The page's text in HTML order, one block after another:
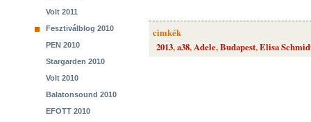
Volt 2011
Fesztiválblog 2010
PEN 2010
Stargarden 2010
Volt 2010
Balatonsound 2010
EFOTT 2010
cimkék
2013,a38,Adele,Budapest,Elisa